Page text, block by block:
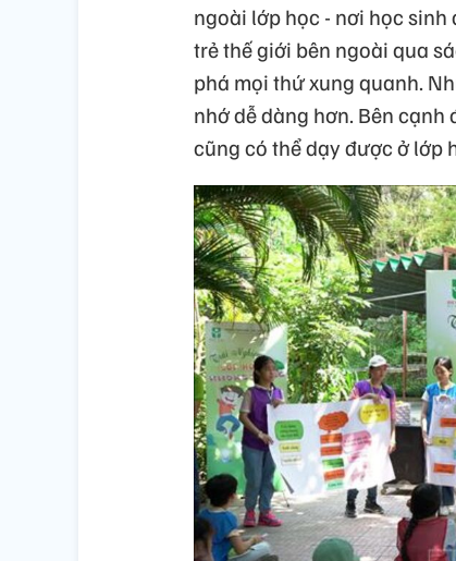
ngoài lớp học - nơi học
trẻ thế giới bên ngoài qua
phá mọi thứ xung quanh.
nhớ dễ dàng hơn. Bên
cũng có thể dạy được ở lớp